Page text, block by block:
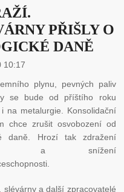
PŘIŠLY O
DANĚ
10:17
plynu, pevných paliv
se bude od příštího roku
na metalurgie. Konsolidační
chce zrušit osvobození od
daně. Hrozí tak zdražení
a snížení
slévárny a další zpracovatelé